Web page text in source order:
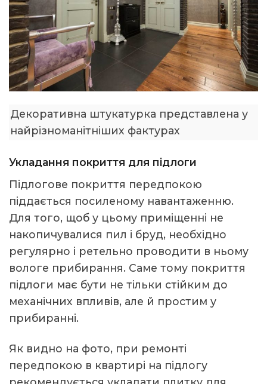
Декоративна штукатурка представлена у
найрізноманітніших фактурах
Укладання покриття для підлоги
Підлогове покриття передпокою
піддається посиленому навантаженню.
Для того, щоб у цьому приміщенні не
накопичувалися пил і бруд, необхідно
регулярно і ретельно проводити в ньому
вологе прибирання. Саме тому покриття
підлоги має бути не тільки стійким до
механічних впливів, але й простим у
прибиранні.
Як видно на фото, при ремонті
передпокою в квартирі на підлогу